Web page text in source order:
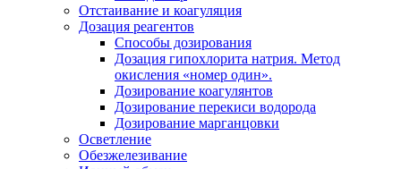
Отстаивание и коагуляция
Дозация реагентов
Способы дозирования
Дозация гипохлорита натрия. Метод
окисления «номер один».
Дозирование коагулянтов
Дозирование перекиси водорода
Дозирование марганцовки
Осветление
Обезжелезивание